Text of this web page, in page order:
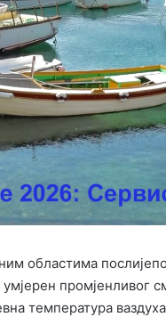
областима
промјенливог
температура